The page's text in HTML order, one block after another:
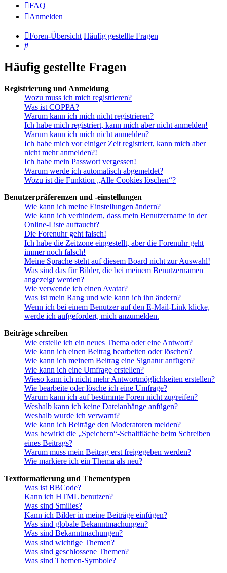
FAQ
Anmelden
Foren-Übersicht Häufig gestellte Fragen
Suche
Häufig gestellte Fragen
Registrierung und Anmeldung
Wozu muss ich mich registrieren?
Was ist COPPA?
Warum kann ich mich nicht registrieren?
Ich habe mich registriert, kann mich aber nicht anmelden!
Warum kann ich mich nicht anmelden?
Ich habe mich vor einiger Zeit registriert, kann mich aber
nicht mehr anmelden?!
Ich habe mein Passwort vergessen!
Warum werde ich automatisch abgemeldet?
Wozu ist die Funktion „Alle Cookies löschen“?
Benutzerpräferenzen und -einstellungen
Wie kann ich meine Einstellungen ändern?
Wie kann ich verhindern, dass mein Benutzername in der
Online-Liste auftaucht?
Die Forenuhr geht falsch!
Ich habe die Zeitzone eingestellt, aber die Forenuhr geht
immer noch falsch!
Meine Sprache steht auf diesem Board nicht zur Auswahl!
Was sind das für Bilder, die bei meinem Benutzernamen
angezeigt werden?
Wie verwende ich einen Avatar?
Was ist mein Rang und wie kann ich ihn ändern?
Wenn ich bei einem Benutzer auf den E-Mail-Link klicke,
werde ich aufgefordert, mich anzumelden.
Beiträge schreiben
Wie erstelle ich ein neues Thema oder eine Antwort?
Wie kann ich einen Beitrag bearbeiten oder löschen?
Wie kann ich meinem Beitrag eine Signatur anfügen?
Wie kann ich eine Umfrage erstellen?
Wieso kann ich nicht mehr Antwortmöglichkeiten erstellen?
Wie bearbeite oder lösche ich eine Umfrage?
Warum kann ich auf bestimmte Foren nicht zugreifen?
Weshalb kann ich keine Dateianhänge anfügen?
Weshalb wurde ich verwarnt?
Wie kann ich Beiträge den Moderatoren melden?
Was bewirkt die „Speichern“-Schaltfläche beim Schreiben
eines Beitrags?
Warum muss mein Beitrag erst freigegeben werden?
Wie markiere ich ein Thema als neu?
Textformatierung und Thementypen
Was ist BBCode?
Kann ich HTML benutzen?
Was sind Smilies?
Kann ich Bilder in meine Beiträge einfügen?
Was sind globale Bekanntmachungen?
Was sind Bekanntmachungen?
Was sind wichtige Themen?
Was sind geschlossene Themen?
Was sind Themen-Symbole?